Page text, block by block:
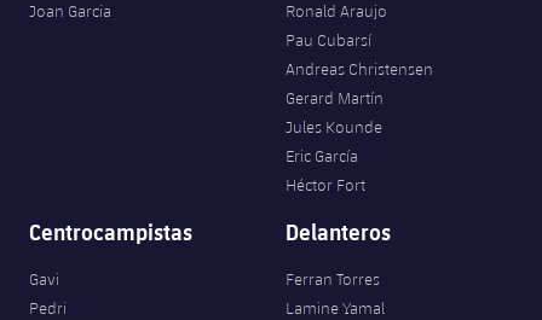
Joan Garcia
Ronald Araujo
Pau Cubarsí
Andreas Christensen
Gerard Martín
Jules Kounde
Eric García
Héctor Fort
Centrocampistas
Gavi
Pedri
Delanteros
Ferran Torres
Lamine Yamal